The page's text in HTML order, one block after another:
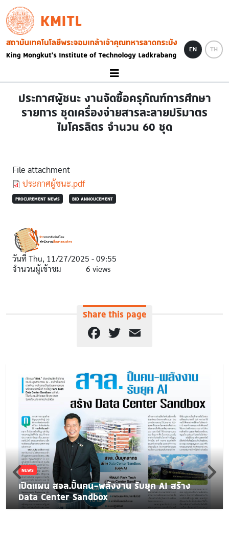
Skip to main content
KMITL
Image
EN TH
ประกาศผู้ชนะ งานจัดซื้อครุภัณฑ์การศึกษา
รายการ ชุดเครื่องจ่ายสารละลายปริมาตร
ไมโครลิตร จำนวน 60 ชุด
File attachment
Document
ประกาศผู้ชนะ.pdf
PROCUREMENT NEWS BID ANNOUCEMENT
วันที่ Thu, 11/27/2025 - 09:55
จำนวนผู้เข้าชม
6 views
Share this page
Facebook
Twitter
NEWS
เปิดแผน สจล.ปั้นคน-พลังงาน รับยุค AI สร้าง
Data Center Sandbox